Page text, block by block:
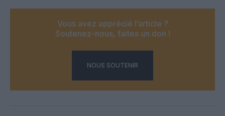
Vous avez apprécié l’article ?
Soutenez-nous, faites un don !
NOUS SOUTENIR